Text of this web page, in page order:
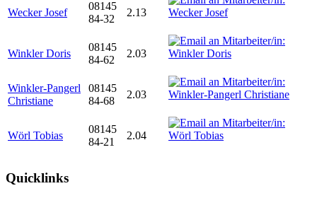
Wecker Josef
08145
84-32
2.13
Winkler Doris
08145
84-62
2.03
Winkler-Pangerl
Christiane
08145
84-68
2.03
Wörl Tobias
08145
84-21
2.04
Quicklinks